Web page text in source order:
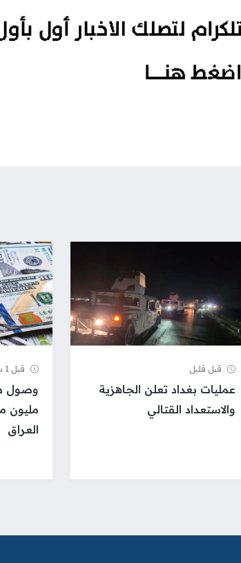
قبل قلیل
عمليات بغداد تعلن الجاهزية
والاستعداد القتالي
قبل 1 ساعة
مليون
العراق